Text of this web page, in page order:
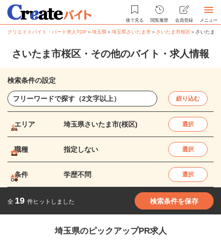
後で見る 閲覧履歴 会員登録 メニュー
クリエイトバイト・パート求人TOP ＞埼玉県＞埼玉県さいたま市＞ さいたま市桜区＞ さいたま
さいたま市桜区・その他のバイト・求人情報
検索条件の設定
絞り込む
エリア 埼玉県さいたま市(桜区) 選択
職種 指定しない 選択
条件 学歴不問 選択
全 19 件ヒットしました 検索条件を保存
埼玉県のピックアップPR求人